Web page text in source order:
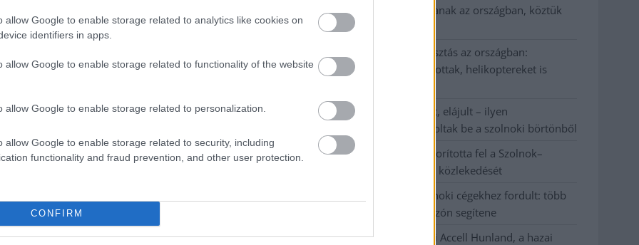
allow Google to enable storage related to analytics like cookies on
identifiers in apps.
allow Google to enable storage related to functionality of the website
allow Google to enable storage related to personalization.
allow Google to enable storage related to security, including
functionality and fraud prevention, and other user protection.
CONFIRM
egyeztetett a
dolgozóinak
ország, Szolnokon pedig egy
Nem mindennapi adatokat
Kiterjedt tüzek pusztítanak az országban, köztük
Karcagon
Harmadfokú hőségriasztás az országban:
Szolnokon klímát javítottak, helikoptereket is
A zárkában rosszul lett, elájult – ilyen
körülményekről számoltak be a szolnoki börtönből
Váratlan fennakadás borította fel a Szolnok–
Kecskemét vasútvonal közlekedését
A polgármester a szolnoki cégekhez fordult: több
száz elbocsátott dolgozón segítene
Csődbe ment a tószegi Accell Hunland, a hazai